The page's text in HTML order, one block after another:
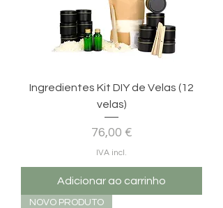
Ingredientes Kit DIY de Velas (12
velas)
Preço
76,00 €
IVA incl.
Adicionar ao carrinho
NOVO PRODUTO